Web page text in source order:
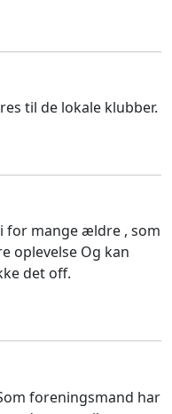
til de lokale klubber.
for mange ældre , som
oplevelse Og kan
det off.
foreningsmand har